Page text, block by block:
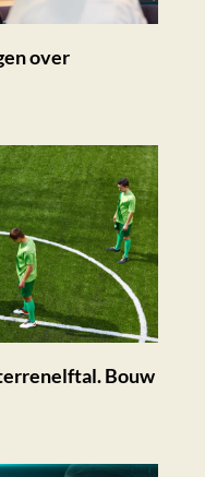
over
Bouw